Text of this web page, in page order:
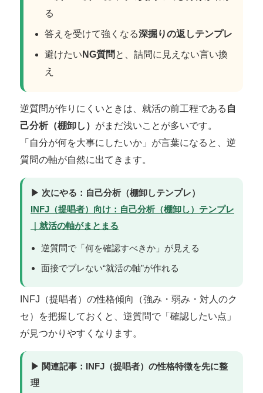
る
答えを受けて強くなる深掘りの返しテンプレ
避けたい NG質問 と、詰問に見えない言い換
え
逆質問が作りにくいときは、就活の前工程である 自
己分析（棚卸し） がまだ浅いことが多いです。
「自分が何を大事にしたいか」が言葉になると、逆
質問の軸が自然に出てきます。
▶ 次にやる：自己分析（棚卸しテンプレ）
INFJ（提唱者）向け：自己分析（棚卸し）テンプレ
｜就活の軸がまとまる
逆質問で「何を確認すべきか」が見える
面接でブレない“就活の軸”が作れる
INFJ（提唱者）の性格傾向（強み・弱み・対人のク
セ）を把握しておくと、逆質問で「確認したい点」
が見つかりやすくなります。
▶ 関連記事：INFJ（提唱者）の性格特徴を先に整
理